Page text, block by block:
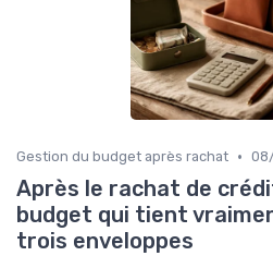
Gestion du budget après rachat •
Après le rachat de
budget qui tient
trois enveloppes